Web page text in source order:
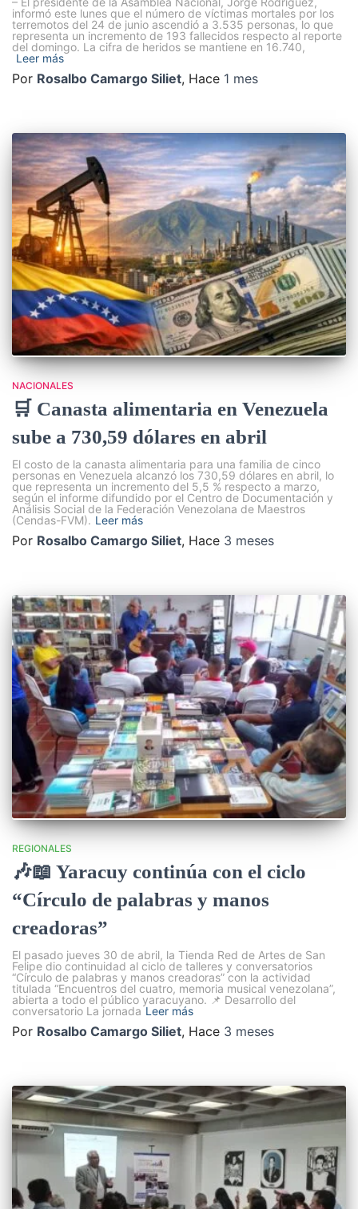
informó este lunes que el número de víctimas mortales por los
terremotos del 24 de junio ascendió a 3.535 personas, lo que
representa un incremento de 193 fallecidos respecto al reporte
del domingo. La cifra de heridos se mantiene en 16.740,
Leer más
Por Rosalbo Camargo Siliet, Hace 1 mes
NACIONALES
🛒 Canasta alimentaria en Venezuela
sube a 730,59 dólares en abril
El costo de la canasta alimentaria para una familia de cinco
personas en Venezuela alcanzó los 730,59 dólares en abril, lo
que representa un incremento del 5,5 % respecto a marzo,
según el informe difundido por el Centro de Documentación y
Análisis Social de la Federación Venezolana de Maestros
(Cendas-FVM). Leer más
Por Rosalbo Camargo Siliet, Hace 3 meses
REGIONALES
🎶📖 Yaracuy continúa con el ciclo
“Círculo de palabras y manos
creadoras”
El pasado jueves 30 de abril, la Tienda Red de Artes de San
Felipe dio continuidad al ciclo de talleres y conversatorios
“Círculo de palabras y manos creadoras” con la actividad
titulada “Encuentros del cuatro, memoria musical venezolana”,
abierta a todo el público yaracuyano. 📌 Desarrollo del
conversatorio La jornada Leer más
Por Rosalbo Camargo Siliet, Hace 3 meses